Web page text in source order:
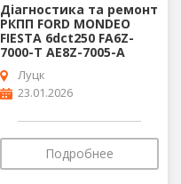
Діагностика та ремонт
РКПП FORD MONDEO
FIESTA 6dct250 FA6Z-
7000-T AE8Z-7005-A
Луцк
23.01.2026
Подробнее